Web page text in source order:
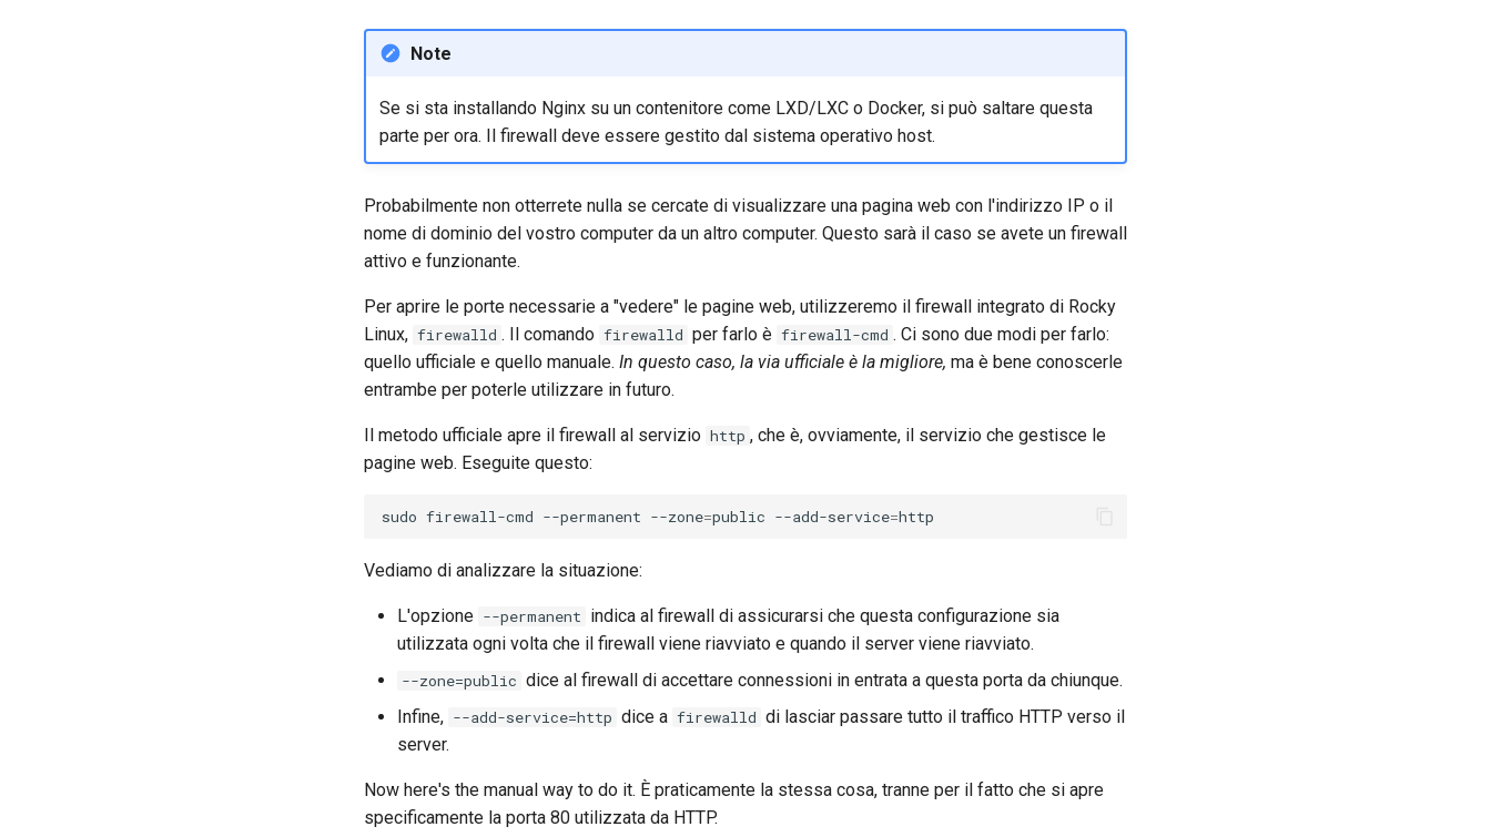
Note
Se si sta installando Nginx su un contenitore come LXD/LXC o Docker, si può saltare questa
parte per ora. Il firewall deve essere gestito dal sistema operativo host.
Probabilmente non otterrete nulla se cercate di visualizzare una pagina web con l'indirizzo IP o il
nome di dominio del vostro computer da un altro computer. Questo sarà il caso se avete un firewall
attivo e funzionante.
Per aprire le porte necessarie a "vedere" le pagine web, utilizzeremo il firewall integrato di Rocky
Linux, firewalld . Il comando firewalld per farlo è firewall-cmd . Ci sono due modi per farlo:
quello ufficiale e quello manuale. In questo caso, la via ufficiale è la migliore, ma è bene conoscerle
entrambe per poterle utilizzare in futuro.
Il metodo ufficiale apre il firewall al servizio http , che è, ovviamente, il servizio che gestisce le
pagine web. Eseguite questo:
sudo firewall-cmd --permanent --zone=public --add-service=
Vediamo di analizzare la situazione:
L'opzione --permanent indica al firewall di assicurarsi che questa configurazione sia
utilizzata ogni volta che il firewall viene riavviato e quando il server viene riavviato.
--zone=public dice al firewall di accettare connessioni in entrata a questa porta da chiunque.
Infine, --add-service=http dice a firewalld di lasciar passare tutto il traffico HTTP verso il
server.
Now here's the manual way to do it. È praticamente la stessa cosa, tranne per il fatto che si apre
specificamente la porta 80 utilizzata da HTTP.